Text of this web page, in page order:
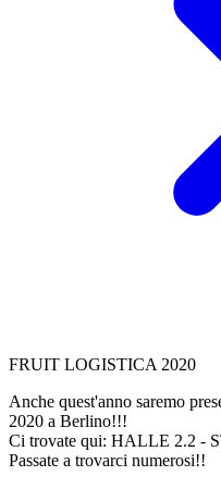
FRUIT LOGISTICA 2020
Anche quest'anno saremo
2020 a Berlino!!!
Ci trovate qui: HALLE 2.2 -
Passate a trovarci numerosi!!